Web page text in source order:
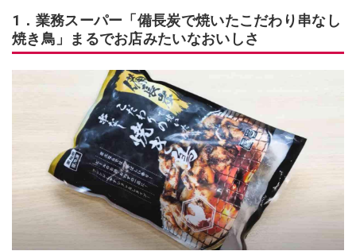
1．業務スーパー「備長炭で焼いたこだわり串なし
焼き鳥」まるでお店みたいなおいしさ